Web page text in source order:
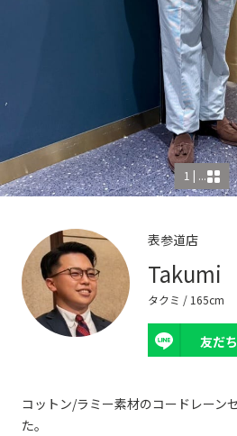
1 | ...
表参道店
Takumi
タクミ / 165cm
友だ
コットン/ラミー素材のコードレーン
た。